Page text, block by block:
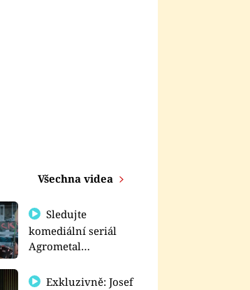
Všechna videa
Sledujte
komediální seriál
Agrometal
prima+
Exkluzivně: Josef